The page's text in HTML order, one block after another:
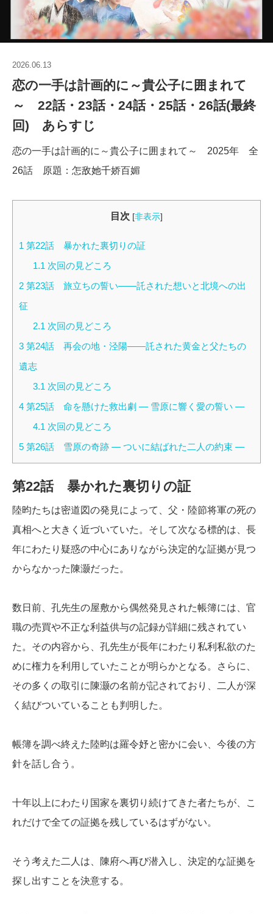
2026.06.13
恋の一手は計画的に～貴公子に囲まれて
～ 22話・23話・24話・25話・26話(最終
回) あらすじ
恋の一手は計画的に～貴公子に囲まれて～ 2025年 全
26話 原題：怎敌她千娇百媚
目次 [非表示]
1 第22話 暴かれた裏切りの証
1.1 次回の見どころ
2 第23話 旅立ちの誓い――託された想いと北境への出
征
2.1 次回の見どころ
3 第24話 再会の地・泾陽――託された黄金と父たちの
遺志
3.1 次回の見どころ
4 第25話 命を懸けた救出劇 ― 雪原に響く愛の誓い ―
4.1 次回の見どころ
5 第26話 雪原の奇跡 ― ついに結ばれた二人の約束 ―
第22話 暴かれた裏切りの証
陸昀たちは密道図の発見によって、父・陸節将軍の死の
真相へと大きく近づいていた。そして次なる標的は、長
年にわたり疑惑の中心にありながら決定的な証拠が見つ
からなかった陳灏だった。
数日前、孔先生の屋敷から偶然発見された帳簿には、官
職の売買や不正な利益供与の記録が詳細に残されてい
た。その内容から、孔先生が長年にわたり私利私欲のた
めに権力を利用していたことが明らかとなる。さらに、
その多くの取引に陳灏の名前が記されており、二人が深
く結びついていることも判明した。
帳簿を調べ終えた陸昀は羅令妤と密かに会い、今後の方
針を話し合う。
十年以上にわたり国家を裏切り続けてきた者たちが、こ
れだけで全ての証拠を残しているはずがない。
そう考えた二人は、陳府へ再び潜入し、決定的な証拠を
探し出すことを決意する。